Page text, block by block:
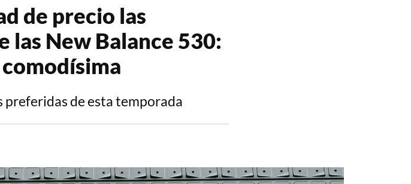
de precio las
las New Balance 530:
preferidas de esta temporada